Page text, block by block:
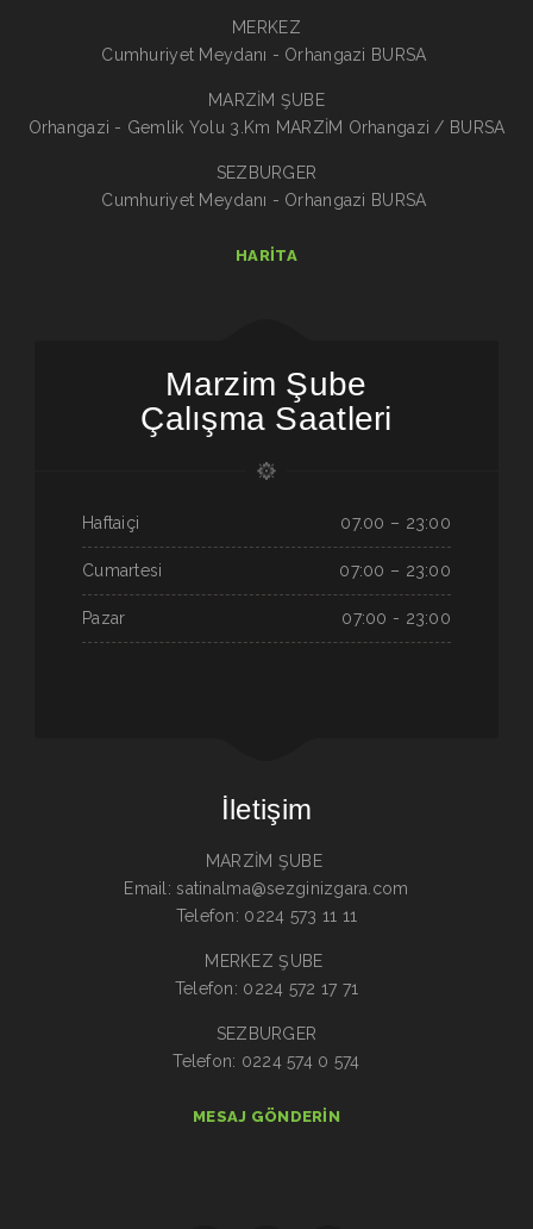
MERKEZ
Cumhuriyet Meydanı - Orhangazi BURSA
MARZİM ŞUBE
Orhangazi - Gemlik Yolu 3.Km MARZİM Orhangazi / BURSA
SEZBURGER
Cumhuriyet Meydanı - Orhangazi BURSA
HARITA
Marzim Şube
Çalışma Saatleri
Haftaiçi 07.00 – 23:00
Cumartesi 07:00 – 23:00
Pazar 07:00 - 23:00
İletişim
MARZİM ŞUBE
Email: satinalma@sezginizgara.com
Telefon: 0224 573 11 11
MERKEZ ŞUBE
Telefon: 0224 572 17 71
SEZBURGER
Telefon: 0224 574 0 574
MESAJ GÖNDERIN